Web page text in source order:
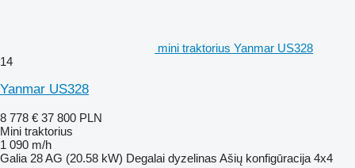
mini traktorius Yanmar US328
14
Yanmar US328
8 778 € 37 800 PLN
Mini traktorius
1 090 m/h
Galia 28 AG (20.58 kW) Degalai dyzelinas Ašių konfigūracija 4x4